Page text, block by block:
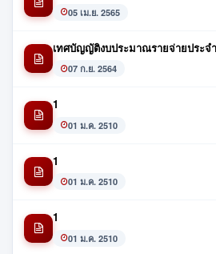
05 เม.ย. 2565
เทศบัญญัติงบประมาณรายจ่ายประจ
07 ก.ย. 2564
1
01 ม.ค. 2510
1
01 ม.ค. 2510
1
01 ม.ค. 2510